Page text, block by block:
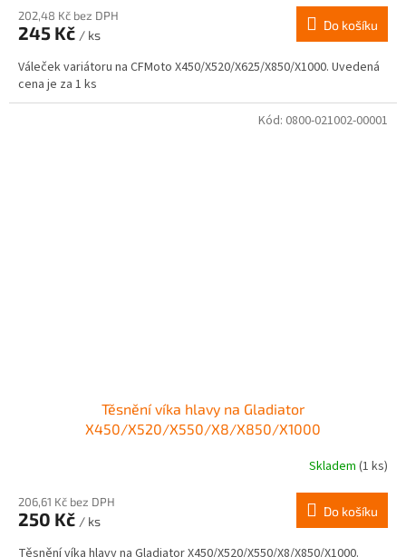
202,48 Kč bez DPH
245 Kč / ks
Do košíku
Váleček variátoru na CFMoto X450/X520/X625/X850/X1000. Uvedená
cena je za 1 ks
Těsnění víka hlavy na Gladiator
X450/X520/X550/X8/X850/X1000
Skladem (1 ks)
206,61 Kč bez DPH
250 Kč / ks
Do košíku
Kód: 0800-021002-00001